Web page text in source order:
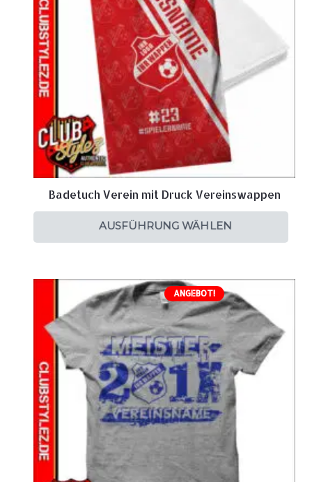
Badetuch Verein mit Druck Vereinswappen
AUSFÜHRUNG WÄHLEN
ANGEBOT!